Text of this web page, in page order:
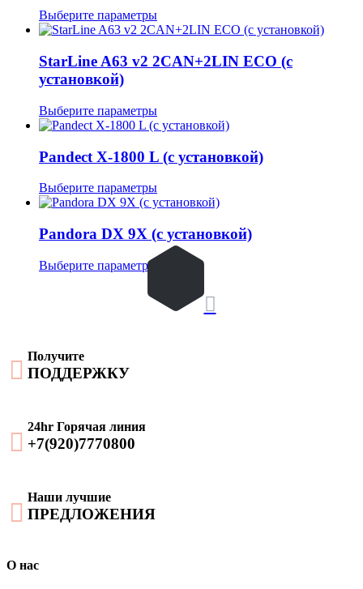
Выберите параметрыЭтот
товар
несколько
вариаций.
выбрать
на
товара.
StarLine A63 v2 2CAN+2LIN ECO (с
установкой)
Выберите параметрыЭтот
товар
несколько
вариаций.
Опции
можно
выбрать
странице
товара.
Pandect X-1800 L (с установкой)
Выберите параметрыЭтот
товар
несколько
вариаций.
Опции
на
странице
Pandora DX 9X (с установкой)
Выберите параметры
несколько
 Получите
ПОДДЕРЖКУ

24hr Горячая линия
+7(920)7770800

Наши лучшие
ПРЕДЛОЖЕНИЯ
О нас